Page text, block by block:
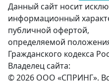
Данный сайт носит
информационный
публичной офертой,
определяемой
Гражданского кодекса
Владелец сайта:
© 2026 ООО «СПРИНГ».